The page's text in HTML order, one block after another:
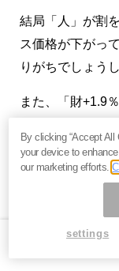
結局「人」が割
ス価格が下がっ
りがちでしょうし
また、「財+1.9
す。いつまで経
うか。
日銀にしてみれ
ない」と言うだ
By clicking “Accept
your device to
our marketing efforts.
settings